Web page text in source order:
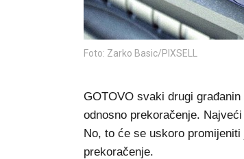
Foto: Zarko Basic/PIXSELL
GOTOVO svaki drugi
odnosno prekoračenje.
No, to će se uskoro
prekoračenje.